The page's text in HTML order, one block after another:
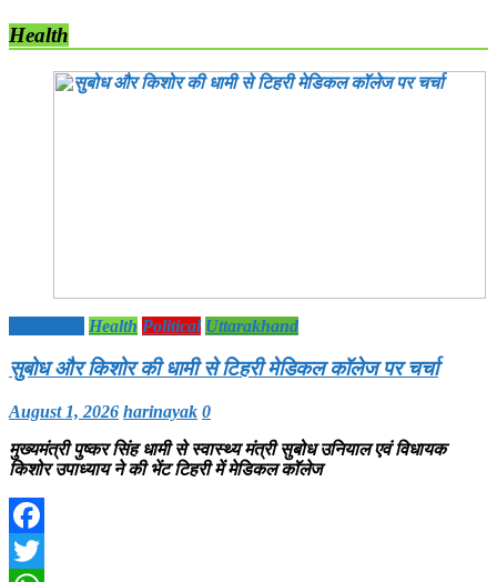
Health
Health Political Uttarakhand
सुबोध और किशोर की धामी से टिहरी मेडिकल कॉलेज पर चर्चा
August 1, 2026 harinayak 0
मुख्यमंत्री पुष्कर सिंह धामी से स्वास्थ्य मंत्री सुबोध उनियाल एवं विधायक
किशोर उपाध्याय ने की भेंट टिहरी में मेडिकल कॉलेज
Facebook